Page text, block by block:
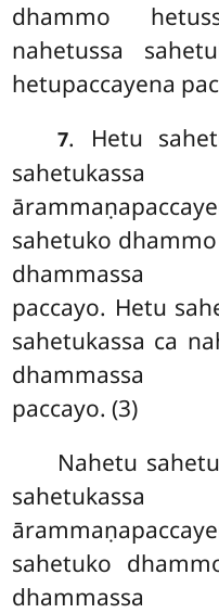
dhammo
nahetussa
hetupaccayena
7. Hetu
sahetuko
dhammassa
paccayo. Hetu
sahetukassa ca
dhammassa
paccayo. (3)
Nahetu
sahetuko
dhammassa